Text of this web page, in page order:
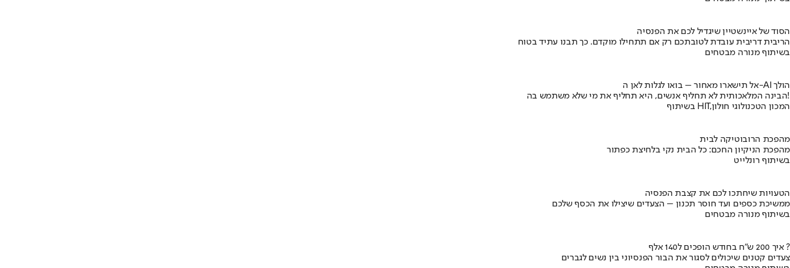
הסוד של איינשטיין שיגדיל לכם את הפנסיה
הריבית דריבית עובדת לטובתכם רק אם תתחילו מוקדם. כך תבנו עתיד בטוח
בשיתוף מנורה מבטחים
אל תישארו מאחור – בואו לגלות לאן ה-AI הולך
הבינה המלאכותית לא תחליף אנשים, היא תחליף את מי שלא משתמש בה!
בשיתוף HIT,המכון הטכנולוגי חולון
מהפכת הרובוטיקה לבית
מהפכת הניקיון החכם: כל הבית נקי בלחיצת כפתור
בשיתוף רונלייט
הטעויות שיחתכו לכם את קצבת הפנסיה
ממשיכת כספים ועד חוסר תכנון – הצעדים שיצילו את הכסף שלכם
בשיתוף מנורה מבטחים
איך 200 ש"ח בחודש הופכים ל140 אלף ?
צעדים קטנים שיכולים לסגור את הבור הפנסיוני בין נשים לגברים